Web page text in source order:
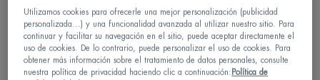
Utilizamos cookies para ofrecerle una mejor personalización (publicidad
personalizada...) y una funcionalidad avanzada al utilizar nuestro sitio. Para
continuar y facilitar su navegación en el sitio, puede aceptar directamente el
uso de cookies. De lo contrario, puede personalizar el uso de cookies. Para
obtener más información sobre el tratamiento de datos personales, consulte
nuestra política de privacidad haciendo clic a continuación:Política de